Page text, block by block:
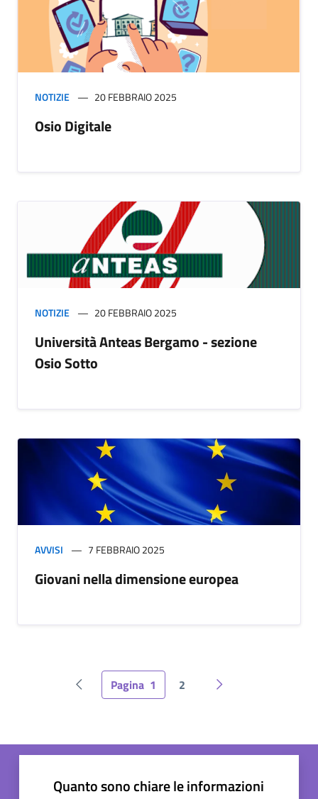
NOTIZIE 20 FEBBRAIO 2025
Osio Digitale
NOTIZIE 20 FEBBRAIO 2025
Università Anteas Bergamo - sezione
Osio Sotto
AVVISI 7 FEBBRAIO 2025
Giovani nella dimensione europea
Pagina precedente
Pagina 1 2 Pagina successiva
Quanto sono chiare le informazioni